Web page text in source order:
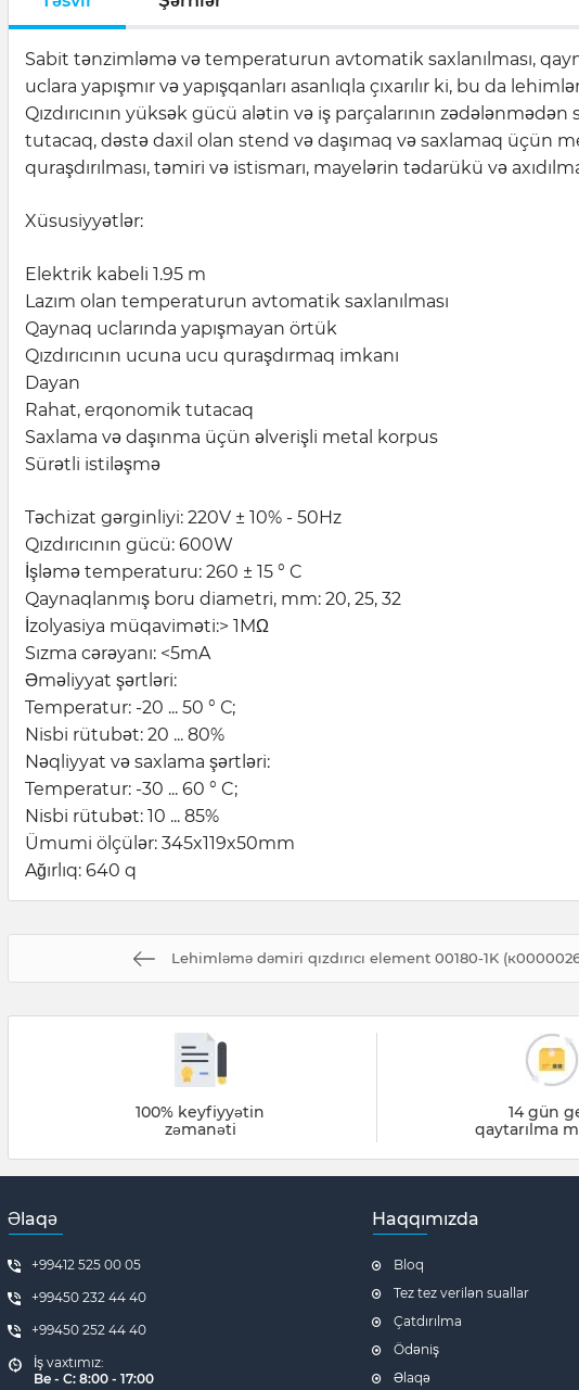
Sabit tənzimləmə və temperaturun avtomatik saxlanılması,
uclara yapışmır və yapışqanları asanlıqla çıxarılır ki, bu da
Qızdırıcının yüksək gücü alətin və iş parçalarının
tutacaq, dəstə daxil olan stend və daşımaq və saxlamaq üçün
quraşdırılması, təmiri və istismarı, mayelərin tədarükü və
Xüsusiyyətlər:
Elektrik kabeli 1.95 m
Lazım olan temperaturun avtomatik saxlanılması
Qaynaq uclarında yapışmayan örtük
Qızdırıcının ucuna ucu quraşdırmaq imkanı
Dayan
Rahat, erqonomik tutacaq
Saxlama və daşınma üçün əlverişli metal korpus
Sürətli istiləşmə
Təchizat gərginliyi: 220V ± 10% - 50Hz
Qızdırıcının gücü: 600W
İşləmə temperaturu: 260 ± 15 ° C
Qaynaqlanmış boru diametri, mm: 20, 25, 32
İzolyasiya müqaviməti:> 1MΩ
Sızma cərəyanı: <5mA
Əməliyyat şərtləri:
Temperatur: -20 ... 50 ° С;
Nisbi rütubət: 20 ... 80%
Nəqliyyat və saxlama şərtləri:
Temperatur: -30 ... 60 ° C;
Nisbi rütubət: 10 ... 85%
Ümumi ölçülər: 345x119x50mm
Ağırlıq: 640 q
Lehimləmə dəmiri qızdırıcı element 00180-1K
100% keyfiyyətin
zəmanəti
14 gün
qaytarılma
Əlaqə
+99412 525 00 05
+99450 232 44 40
+99450 252 44 40
İş vaxtımız:
Be - C: 8:00 - 17:00
Haqqımızda
Bloq
Tez tez verilən suallar
Çatdırılma
Ödəniş
Əlaqə